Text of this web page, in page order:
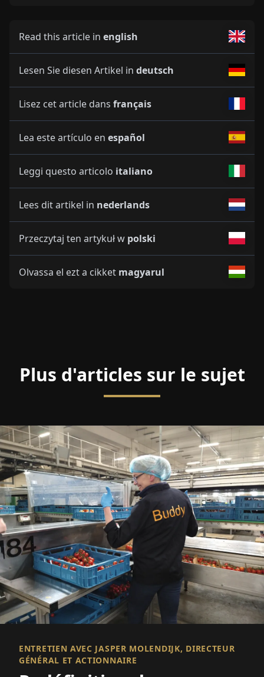
Read this article in english
Lesen Sie diesen Artikel in deutsch
Lisez cet article dans français
Lea este artículo en español
Leggi questo articolo italiano
Lees dit artikel in nederlands
Przeczytaj ten artykuł w polski
Olvassa el ezt a cikket magyarul
Plus d'articles sur le sujet
ENTRETIEN AVEC JASPER MOLENDIJK, DIRECTEUR
GÉNÉRAL ET ACTIONNAIRE